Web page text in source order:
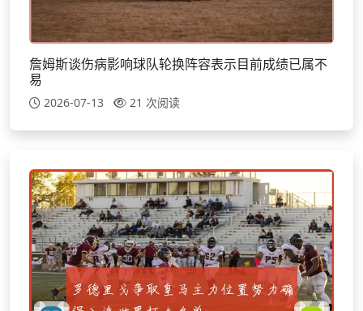
詹姆斯谈伤病影响球队轮换阵容表示目前成绩已属不
易
2026-07-13 21 次阅读